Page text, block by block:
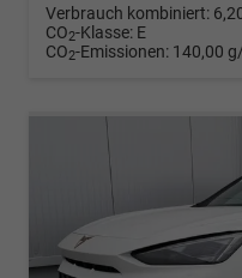
Verbrauch kombiniert:
CO2-Klasse: E
CO2-Emissionen: 140,00